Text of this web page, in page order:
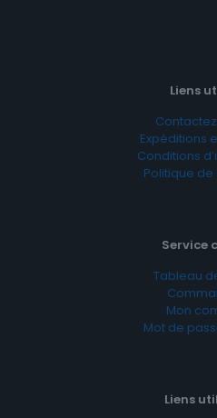
Liens
Expéditions
Conditions
Politique
Service
Tableau
Mon
Mot de
Liens